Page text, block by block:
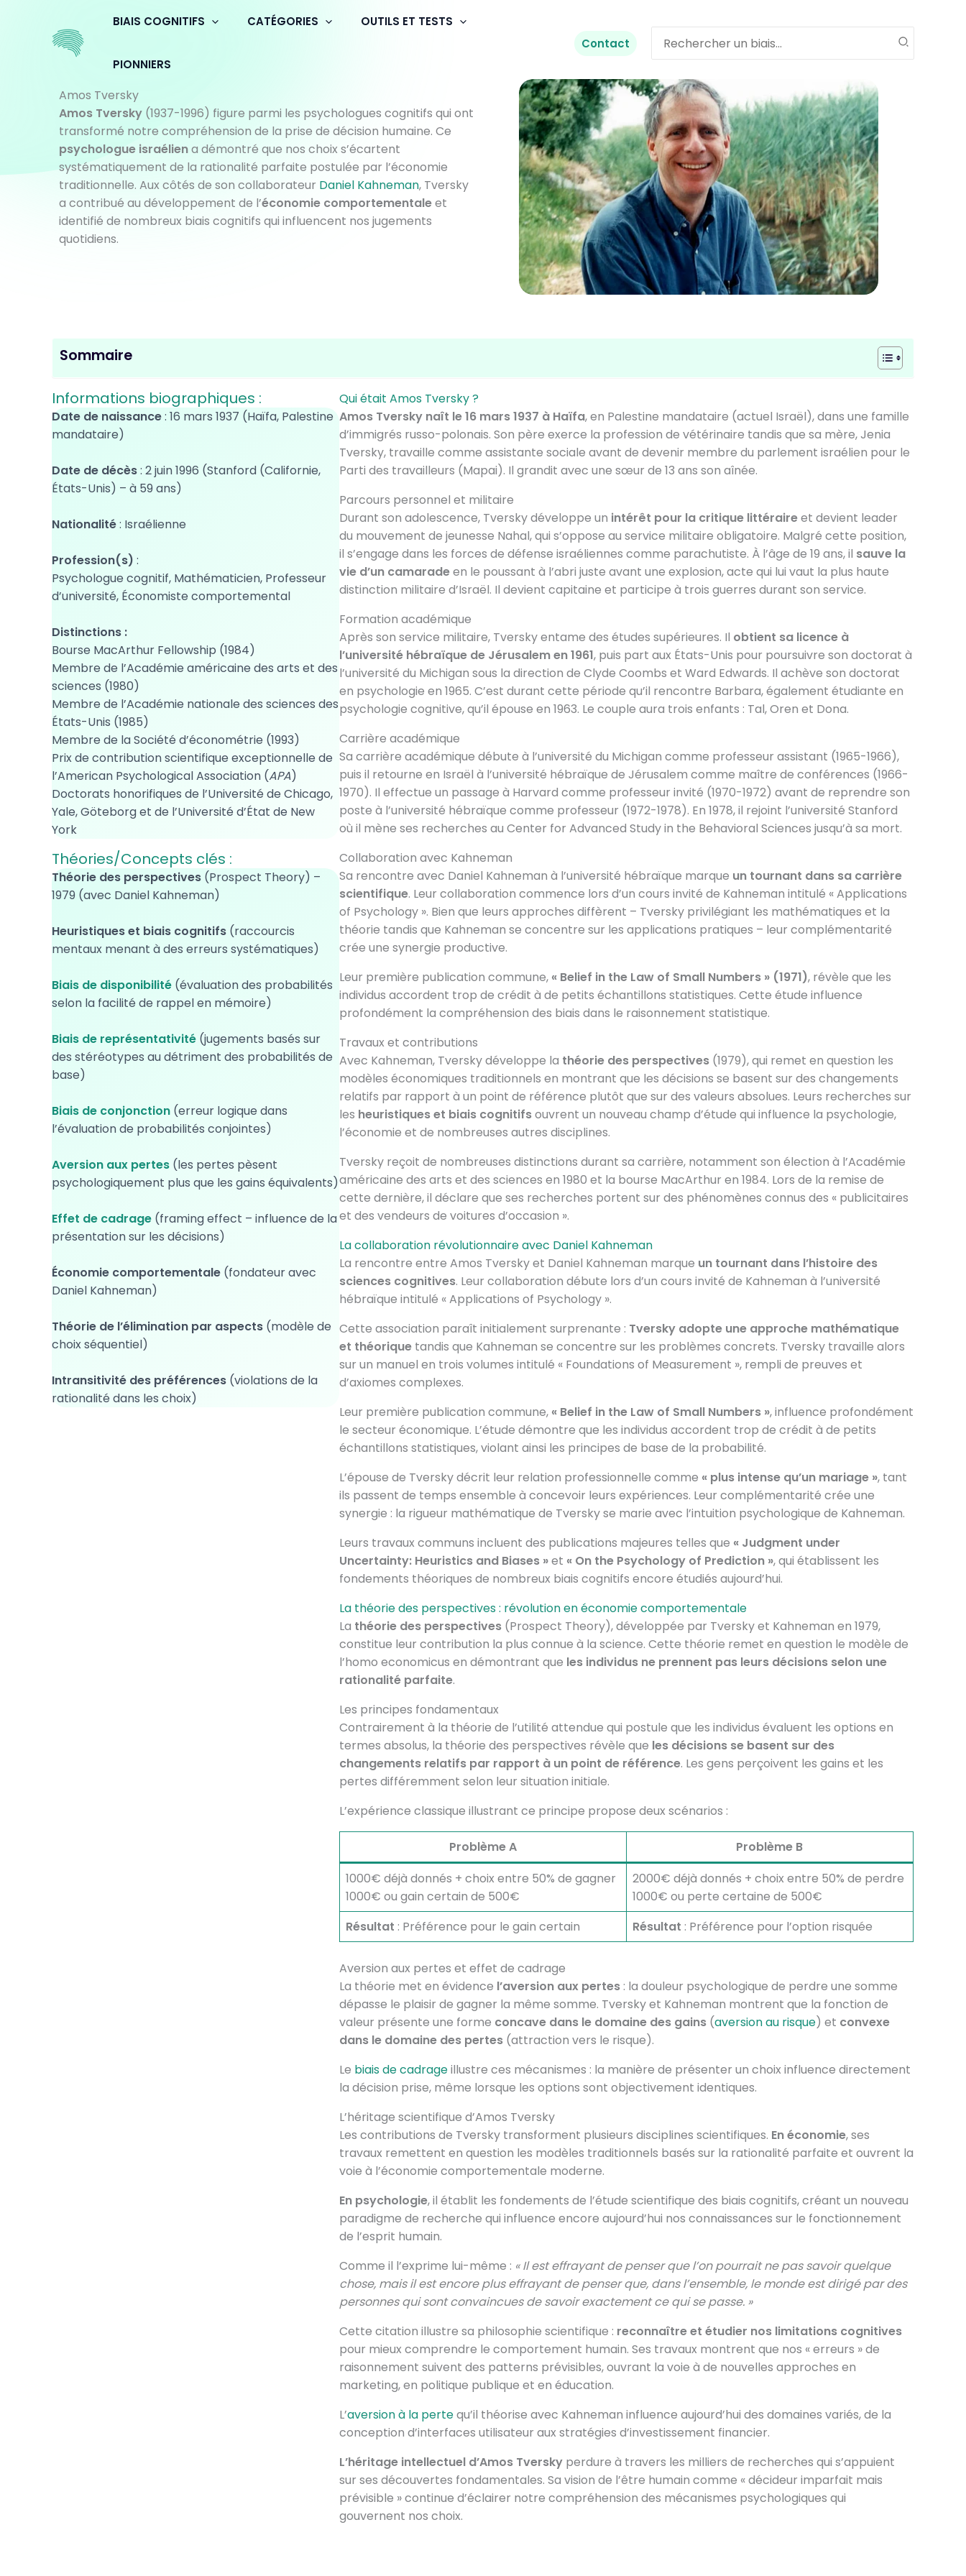
BIAIS COGNITIFS CATÉGORIES OUTILS ET TESTS
PIONNIERS
Contact
Search
Amos Tversky
Amos Tversky (1937-1996) figure parmi les psychologues cognitifs qui ont
transformé notre compréhension de la prise de décision humaine. Ce
psychologue israéliena démontré que nos choix s’écartent
systématiquement de la rationalité parfaite postulée par l’économie
traditionnelle. Aux côtés de son collaborateur Daniel Kahneman, Tversky
a contribué au développement de l’économie comportementaleet
identifié de nombreux biais cognitifs qui influencent nos jugements
quotidiens.
Sommaire
Informations biographiques :
Date de naissance: 16 mars 1937 (Haïfa, Palestine
mandataire)
Date de décès: 2 juin 1996 (Stanford (Californie,
États-Unis) – à 59 ans)
Nationalité: Israélienne
Profession(s) :
Psychologue cognitif, Mathématicien, Professeur
d’université, Économiste comportemental
Distinctions :
Bourse MacArthur Fellowship (1984)
Membre de l’Académie américaine des arts et des
sciences (1980)
Membre de l’Académie nationale des sciences des
États-Unis (1985)
Membre de la Société d’économétrie (1993)
Prix de contribution scientifique exceptionnelle de
l’American Psychological Association (APA)
Doctorats honorifiques de l’Université de Chicago,
Yale, Göteborg et de l’Université d’État de New
York
Théories/Concepts clés :
Théorie des perspectives (Prospect Theory) –
1979 (avec Daniel Kahneman)
Heuristiques et biais cognitifs (raccourcis
mentaux menant à des erreurs systématiques)
Biais de disponibilité (évaluation des probabilités
selon la facilité de rappel en mémoire)
Biais de représentativité (jugements basés sur
des stéréotypes au détriment des probabilités de
base)
Biais de conjonction (erreur logique dans
l’évaluation de probabilités conjointes)
Aversion aux pertes (les pertes pèsent
psychologiquement plus que les gains équivalents)
Effet de cadrage (framing effect – influence de la
présentation sur les décisions)
Économie comportementale (fondateur avec
Daniel Kahneman)
Théorie de l’élimination par aspects (modèle de
choix séquentiel)
Intransitivité des préférences (violations de la
rationalité dans les choix)
Qui était Amos Tversky ?
Amos Tversky naît le 16 mars 1937 à Haïfa, en Palestine mandataire (actuel Israël), dans une famille
d’immigrés russo-polonais. Son père exerce la profession de vétérinaire tandis que sa mère, Jenia
Tversky, travaille comme assistante sociale avant de devenir membre du parlement israélien pour le
Parti des travailleurs (Mapai). Il grandit avec une sœur de 13 ans son aînée.
Parcours personnel et militaire
Durant son adolescence, Tversky développe un intérêt pour la critique littéraireet devient leader
du mouvement de jeunesse Nahal, qui s’oppose au service militaire obligatoire. Malgré cette position,
il s’engage dans les forces de défense israéliennes comme parachutiste. À l’âge de 19 ans, il sauve la
vie d’un camaradeen le poussant à l’abri juste avant une explosion, acte qui lui vaut la plus haute
distinction militaire d’Israël. Il devient capitaine et participe à trois guerres durant son service.
Formation académique
Après son service militaire, Tversky entame des études supérieures. Il obtient sa licence à
l’université hébraïque de Jérusalem en 1961, puis part aux États-Unis pour poursuivre son doctorat à
l’université du Michigan sous la direction de Clyde Coombs et Ward Edwards. Il achève son doctorat
en psychologie en 1965. C’est durant cette période qu’il rencontre Barbara, également étudiante en
psychologie cognitive, qu’il épouse en 1963. Le couple aura trois enfants : Tal, Oren et Dona.
Carrière académique
Sa carrière académique débute à l’université du Michigan comme professeur assistant (1965-1966),
puis il retourne en Israël à l’université hébraïque de Jérusalem comme maître de conférences (1966-
1970). Il effectue un passage à Harvard comme professeur invité (1970-1972) avant de reprendre son
poste à l’université hébraïque comme professeur (1972-1978). En 1978, il rejoint l’université Stanford
où il mène ses recherches au Center for Advanced Study in the Behavioral Sciences jusqu’à sa mort.
Collaboration avec Kahneman
Sa rencontre avec Daniel Kahneman à l’université hébraïque marque un tournant dans sa carrière
scientifique. Leur collaboration commence lors d’un cours invité de Kahneman intitulé « Applications
of Psychology ». Bien que leurs approches diffèrent – Tversky privilégiant les mathématiques et la
théorie tandis que Kahneman se concentre sur les applications pratiques – leur complémentarité
crée une synergie productive.
Leur première publication commune, « Belief in the Law of Small Numbers » (1971), révèle que les
individus accordent trop de crédit à de petits échantillons statistiques. Cette étude influence
profondément la compréhension des biais dans le raisonnement statistique.
Travaux et contributions
Avec Kahneman, Tversky développe la théorie des perspectives(1979), qui remet en question les
modèles économiques traditionnels en montrant que les décisions se basent sur des changements
relatifs par rapport à un point de référence plutôt que sur des valeurs absolues. Leurs recherches sur
les heuristiques et biais cognitifsouvrent un nouveau champ d’étude qui influence la psychologie,
l’économie et de nombreuses autres disciplines.
Tversky reçoit de nombreuses distinctions durant sa carrière, notamment son élection à l’Académie
américaine des arts et des sciences en 1980 et la bourse MacArthur en 1984. Lors de la remise de
cette dernière, il déclare que ses recherches portent sur des phénomènes connus des « publicitaires
et des vendeurs de voitures d’occasion ».
La collaboration révolutionnaire avec Daniel Kahneman
La rencontre entre Amos Tversky et Daniel Kahneman marque un tournant dans l’histoire des
sciences cognitives. Leur collaboration débute lors d’un cours invité de Kahneman à l’université
hébraïque intitulé « Applications of Psychology ».
Cette association paraît initialement surprenante : Tversky adopte une approche mathématique
et théoriquetandis que Kahneman se concentre sur les problèmes concrets. Tversky travaille alors
sur un manuel en trois volumes intitulé « Foundations of Measurement », rempli de preuves et
d’axiomes complexes.
Leur première publication commune, « Belief in the Law of Small Numbers », influence profondément
le secteur économique. L’étude démontre que les individus accordent trop de crédit à de petits
échantillons statistiques, violant ainsi les principes de base de la probabilité.
L’épouse de Tversky décrit leur relation professionnelle comme « plus intense qu’un mariage », tant
ils passent de temps ensemble à concevoir leurs expériences. Leur complémentarité crée une
synergie : la rigueur mathématique de Tversky se marie avec l’intuition psychologique de Kahneman.
Leurs travaux communs incluent des publications majeures telles que « Judgment under
Uncertainty: Heuristics and Biases »et « On the Psychology of Prediction », qui établissent les
fondements théoriques de nombreux biais cognitifs encore étudiés aujourd’hui.
La théorie des perspectives : révolution en économie comportementale
La théorie des perspectives(Prospect Theory), développée par Tversky et Kahneman en 1979,
constitue leur contribution la plus connue à la science. Cette théorie remet en question le modèle de
l’homo economicus en démontrant que les individus ne prennent pas leurs décisions selon une
rationalité parfaite.
Les principes fondamentaux
Contrairement à la théorie de l’utilité attendue qui postule que les individus évaluent les options en
termes absolus, la théorie des perspectives révèle que les décisions se basent sur des
changements relatifs par rapport à un point de référence. Les gens perçoivent les gains et les
pertes différemment selon leur situation initiale.
L’expérience classique illustrant ce principe propose deux scénarios :
Problème A
Problème B
1000€ déjà donnés + choix entre 50% de gagner
1000€ ou gain certain de 500€
2000€ déjà donnés + choix entre 50% de perdre
1000€ ou perte certaine de 500€
Résultat : Préférence pour le gain certain Résultat : Préférence pour l’option risquée
Aversion aux pertes et effet de cadrage
La théorie met en évidence l’aversion aux pertes: la douleur psychologique de perdre une somme
dépasse le plaisir de gagner la même somme. Tversky et Kahneman montrent que la fonction de
valeur présente une forme concave dans le domaine des gains(aversion au risque) et convexe
dans le domaine des pertes(attraction vers le risque).
Le biais de cadrageillustre ces mécanismes : la manière de présenter un choix influence directement
la décision prise, même lorsque les options sont objectivement identiques.
L’héritage scientifique d’Amos Tversky
Les contributions de Tversky transforment plusieurs disciplines scientifiques. En économie, ses
travaux remettent en question les modèles traditionnels basés sur la rationalité parfaite et ouvrent la
voie à l’économie comportementale moderne.
En psychologie, il établit les fondements de l’étude scientifique des biais cognitifs, créant un nouveau
paradigme de recherche qui influence encore aujourd’hui nos connaissances sur le fonctionnement
de l’esprit humain.
Comme il l’exprime lui-même : « Il est effrayant de penser que l’on pourrait ne pas savoir quelque
chose, mais il est encore plus effrayant de penser que, dans l’ensemble, le monde est dirigé par des
personnes qui sont convaincues de savoir exactement ce qui se passe. »
Cette citation illustre sa philosophie scientifique : reconnaître et étudier nos limitations cognitives
pour mieux comprendre le comportement humain. Ses travaux montrent que nos « erreurs » de
raisonnement suivent des patterns prévisibles, ouvrant la voie à de nouvelles approches en
marketing, en politique publique et en éducation.
L’aversion à la pertequ’il théorise avec Kahneman influence aujourd’hui des domaines variés, de la
conception d’interfaces utilisateur aux stratégies d’investissement financier.
L’héritage intellectuel d’Amos Tverskyperdure à travers les milliers de recherches qui s’appuient
sur ses découvertes fondamentales. Sa vision de l’être humain comme « décideur imparfait mais
prévisible » continue d’éclairer notre compréhension des mécanismes psychologiques qui
gouvernent nos choix.